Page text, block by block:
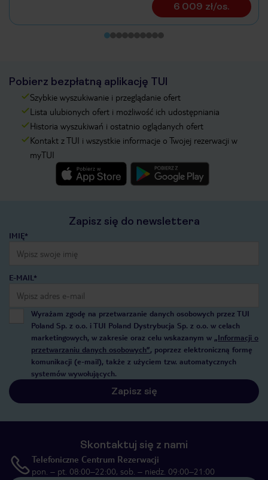
6 009 zł/os.
Pobierz bezpłatną aplikację TUI
Szybkie wyszukiwanie i przeglądanie ofert
Lista ulubionych ofert i możliwość ich udostępniania
Historia wyszukiwań i ostatnio oglądanych ofert
Kontakt z TUI i wszystkie informacje o Twojej rezerwacji w
myTUI
Zapisz się do newslettera
IMIĘ*
E-MAIL*
Wyrażam zgodę na przetwarzanie danych osobowych przez TUI
Poland Sp. z o.o. i TUI Poland Dystrybucja Sp. z o.o. w celach
marketingowych, w zakresie oraz celu wskazanym w „Informacji o
przetwarzaniu danych osobowych”, poprzez elektroniczną formę
komunikacji (e-mail), także z użyciem tzw. automatycznych
systemów wywołujących.
Zapisz się
Skontaktuj się z nami
Telefoniczne Centrum Rezerwacji
pon. – pt. 08:00–22:00, sob. – niedz. 09:00–21:00